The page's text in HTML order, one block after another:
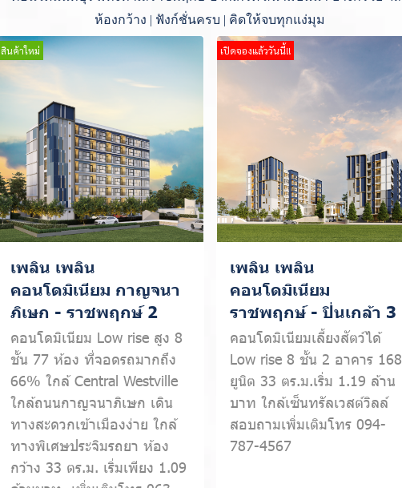
ห้องกว้าง | ฟังก์ชั่นครบ | คิดให้จบทุกแง่มุม
สินค้าใหม่
เพลิน เพลิน
คอนโดมิเนียม กาญจนา
ภิเษก - ราชพฤกษ์ 2
คอนโดมิเนียม Low rise สูง 8
ชั้น 77 ห้อง ที่จอดรถมากถึง
66% ใกล้ Central Westville
ใกล้ถนนกาญจนาภิเษก เดิน
ทางสะดวกเข้าเมืองง่าย ใกล้
ทางพิเศษประจิมรถยา ห้อง
กว้าง 33 ตร.ม. เริ่มเพียง 1.09
เปิดจองแล้ววันนี้!!
เพลิน เพลิน
คอนโดมิเนียม
ราชพฤกษ์ - ปิ่นเกล้า 3
คอนโดมิเนียมเลี้ยงสัตว์ได้
Low rise 8 ชั้น 2 อาคาร 168
ยูนิต 33 ตร.ม.เริ่ม 1.19 ล้าน
บาท ใกล้เซ็นทรัลเวสต์วิลล์
สอบถามเพิ่มเติมโทร 094-
787-4567